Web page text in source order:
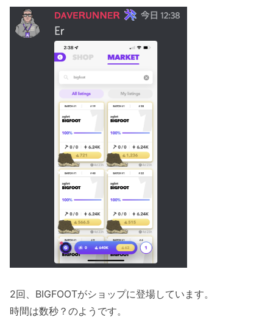
2回、BIGFOOTがショップに登場しています。
時間は数秒？のようです。